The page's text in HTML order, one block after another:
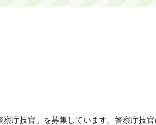
庁技官」を募集しています。警察庁技